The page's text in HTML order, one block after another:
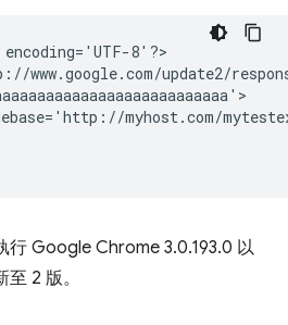
encoding='UTF-8'?>
www.google.com/update2/
myhost.com/
行 Google Chrome 3.0.193.0 以
2 版。